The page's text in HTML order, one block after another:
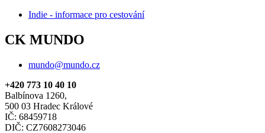
Indie - informace pro cestování
CK MUNDO
mundo@mundo.cz
+420 773 10 40 10
Balbínova 1260,
500 03 Hradec Králové
IČ: 68459718
DIČ: CZ7608273046